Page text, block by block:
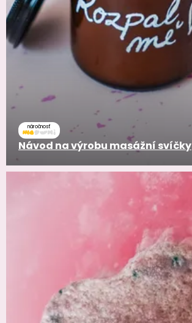
náročnosť
Návod na výrobu masážní svíčky